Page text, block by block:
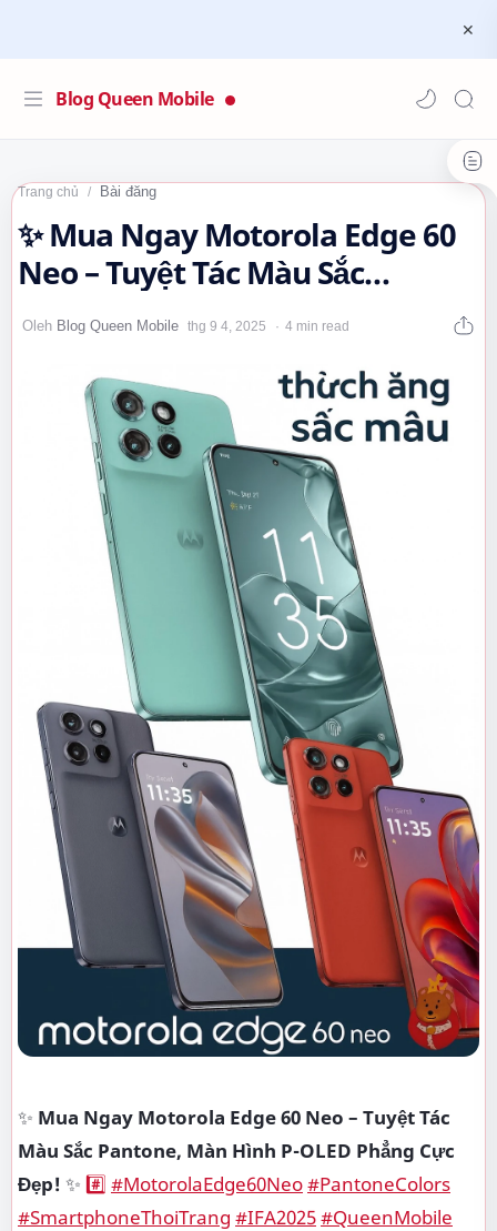
Blog Queen Mobile
Trang chủ Bài đăng
✨ Mua Ngay Motorola Edge 60
Neo – Tuyệt Tác Màu Sắc
Pantone, Màn Hình P-OLED
Phẳng Cực Đẹp!…
4 min read
✨ Mua Ngay Motorola Edge 60 Neo – Tuyệt Tác
Màu Sắc Pantone, Màn Hình P-OLED Phẳng Cực
Đẹp! ✨ #️⃣ #MotorolaEdge60Neo#PantoneColors
#SmartphoneThoiTrang #IFA2025#QueenMobile